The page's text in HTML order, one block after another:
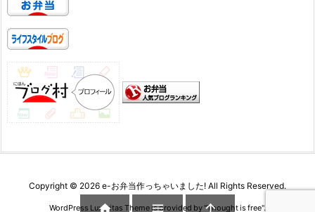
Copyright © 2026 e-お弁当作っちゃいました! All Rights Reserved.
WordPress Luxeritas Theme is provided by "Thought is free".
  